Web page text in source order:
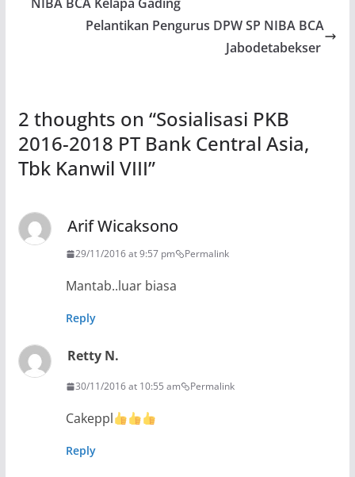
Pelantikan Pengurus DPW SP NIBA BCA
Jabodetabekser
2 thoughts on “Sosialisasi PKB
2016-2018 PT Bank Central Asia,
Tbk Kanwil VIII”
Arif Wicaksono
29/11/2016 at 9:57 pm Permalink
Mantab..luar biasa
Reply
Retty N.
30/11/2016 at 10:55 am Permalink
Cakeppl
Reply